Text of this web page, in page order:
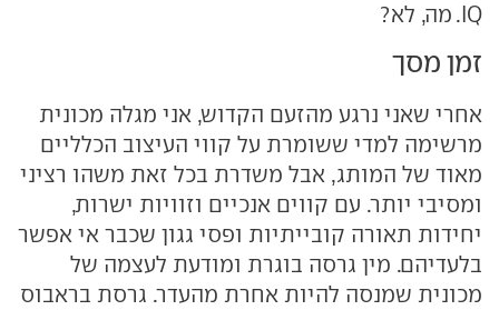
IQ. מה, לא?
זמן מסך
אחרי שאני נרגע מהזעם הקדוש, אני מגלה מכונית
מרשימה למדי ששומרת על קווי העיצוב הכלליים
מאוד של המותג, אבל משדרת בכל זאת משהו רציני
ומסיבי יותר. עם קווים אנכיים וזוויות ישרות,
יחידות תאורה קובייתיות ופסי גגון שכבר אי אפשר
בלעדיהם. מין גרסה בוגרת ומודעת לעצמה של
מכונית שמנסה להיות אחרת מהעדר. גרסת בראבוס